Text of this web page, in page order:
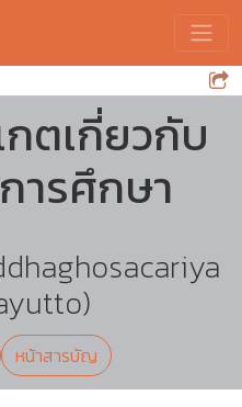
ตเกี่ยวกับ
ารศึกษา
หน้าสารบัญ